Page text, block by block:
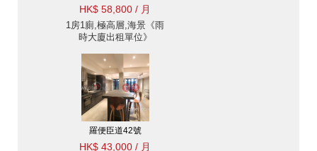
HK$ 58,800 / 月
1房1廁,極高層,海景《雨
時大廈出租單位》
羅便臣道42號
HK$ 43,000 / 月